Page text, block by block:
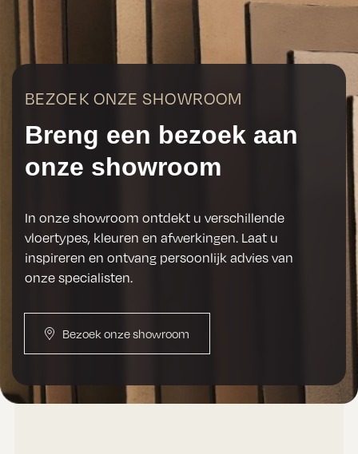
BEZOEK ONZE SHOWROOM
Breng een bezoek aan
onze showroom
In onze showroom ontdekt u verschillende
vloertypes, kleuren en afwerkingen. Laat u
inspireren en ontvang persoonlijk advies van
onze specialisten.
Bezoek onze showroom